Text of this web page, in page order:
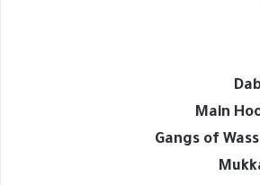
Main
Gangs of